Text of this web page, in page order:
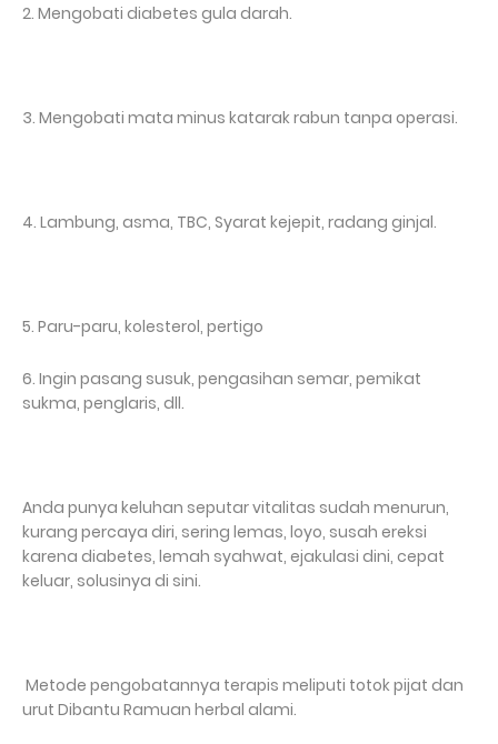
2. Mengobati diabetes gula darah.
3. Mengobati mata minus katarak rabun tanpa operasi.
4. Lambung, asma, TBC, Syarat kejepit, radang ginjal.
5. Paru-paru, kolesterol, pertigo
6. Ingin pasang susuk, pengasihan semar, pemikat
sukma, penglaris, dll.
Anda punya keluhan seputar vitalitas sudah menurun,
kurang percaya diri, sering lemas, loyo, susah ereksi
karena diabetes, lemah syahwat, ejakulasi dini, cepat
keluar, solusinya di sini.
Metode pengobatannya terapis meliputi totok pijat dan
urut Dibantu Ramuan herbal alami.